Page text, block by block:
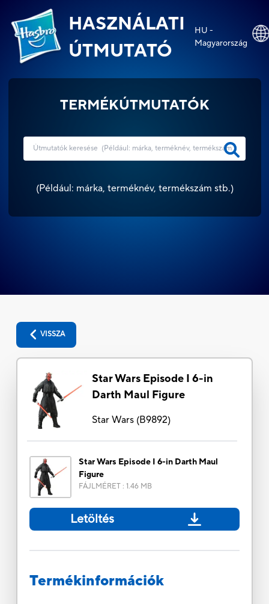
HASZNÁLATI
ÚTMUTATÓ
HU -
Magyarország
TERMÉKÚTMUTATÓK
(Például: márka, terméknév, termékszám stb.)
VISSZA
Star Wars Episode I 6-in
Darth Maul Figure
Star Wars(B9892)
Star Wars Episode I 6-in Darth Maul
Figure
FÁJLMÉRET: 1.46 MB
Letöltés
Termékinformációk